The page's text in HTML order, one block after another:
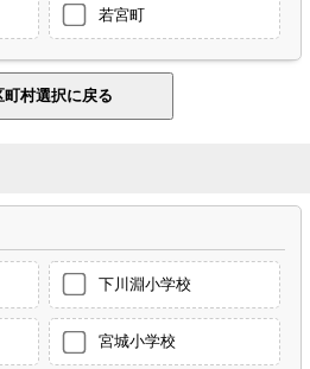
若宮町
下川淵小学校
宮城小学校